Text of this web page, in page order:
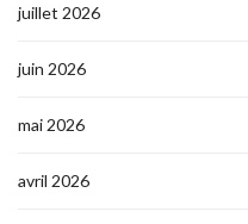
juillet 2026
juin 2026
mai 2026
avril 2026